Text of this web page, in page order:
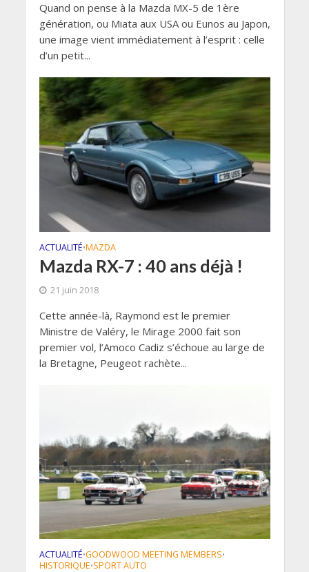
Quand on pense à la Mazda MX-5 de 1ère
génération, ou Miata aux USA ou Eunos au Japon,
une image vient immédiatement à l’esprit : celle
d’un petit...
ACTUALITÉ•MAZDA
Mazda RX-7 : 40 ans déjà !
21 juin 2018
Cette année-là, Raymond est le premier
Ministre de Valéry, le Mirage 2000 fait son
premier vol, l’Amoco Cadiz s’échoue au large de
la Bretagne, Peugeot rachète...
ACTUALITÉ•GOODWOOD MEETING MEMBERS•
HISTORIQUE•SPORT AUTO